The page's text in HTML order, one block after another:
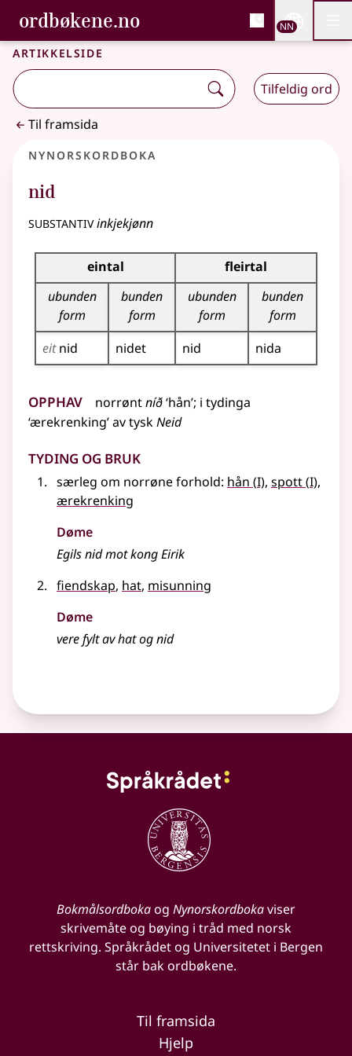
Gå til hovudinnhald
Tilgjenge
ordbøkene.no, Bokmålsordboka og
Bokmålsordboka og Nynorskordboka
NN
Artikkelside
Tilfeldig ord
Til framsida
Nynorskordboka
nid
substantivinkjekjønn
Bøyningstabell for dette substantivet
eintal
fleirtal
ubunden
form
bunden
form
ubunden
form
bunden
form
eitnid nidet nid nida
Opphav norrøntníð‘hån’; i tydinga
‘ærekrenking’ avtyskNeid
Tyding og bruk
særleg om norrøneforhold: hån (1
I), spott(1
I),
ærekrenking
Døme
Egils nid mot kong Eirik
fiendskap, hat, misunning
Døme
vere fylt av hat og nid
Bokmålsordbokaog Nynorskordbokaviser
skrivemåte og bøying i tråd med norsk
rettskriving. Språkrådet og Universitetet i Bergen
står bak ordbøkene.
Til framsida
Hjelp